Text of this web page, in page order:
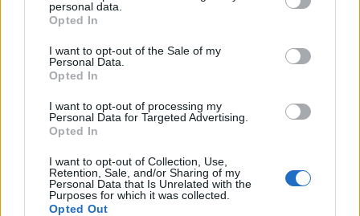
personal data.
Opted In
I want to opt-out of the Sale of my
Personal Data.
Opted In
I want to opt-out of processing my
Personal Data for Targeted Advertising.
Opted In
I want to opt-out of Collection, Use,
Retention, Sale, and/or Sharing of my
Personal Data that Is Unrelated with the
Purposes for which it was collected.
Opted Out
Actus Info
Elon Musk nuirait gravement à Tesla
selon une étude européenne
Auto Pour Vous 5 août 2026